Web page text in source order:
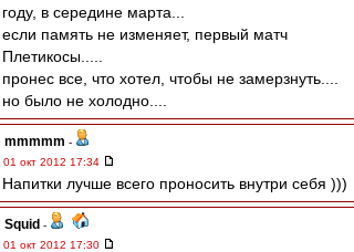
году, в середине марта...
если память не изменяет, первый матч
Плетикосы.....
пронес все, что хотел, чтобы не замерзнуть....
но было не холодно....
mmmmm -
01 окт 2012 17:34
Напитки лучше всего проносить внутри себя )))
Squid -
01 окт 2012 17:30